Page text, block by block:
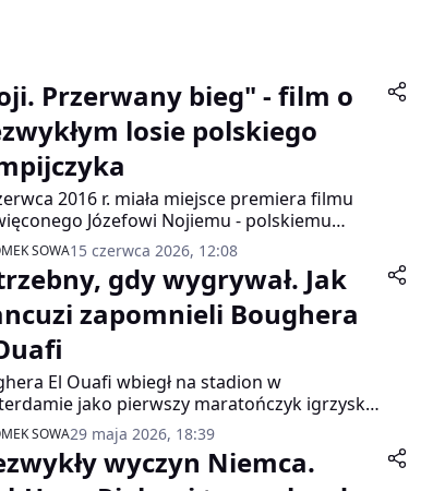
Przerwany bieg" - film o
losie polskiego
2016 r. miała miejsce premiera filmu
Józefowi Nojiemu - polskiemu
olimpijczykowi z Berlina z 1936 roku
niemieckiego obozu Auschwitz.
SOWA15 czerwca 2026, 12:08
gdy wygrywał. Jak
zapomnieli Boughera
El Ouafi wbiegł na stadion w
jako pierwszy maratończyk igrzysk
1928 roku. Zdobył dla Francji złoto,
urodził się w kolonialnej Algierii. Pracował w
Renault i nigdy nie pasował do pięknej
SOWA29 maja 2026, 18:39
wyczyn Niemca.